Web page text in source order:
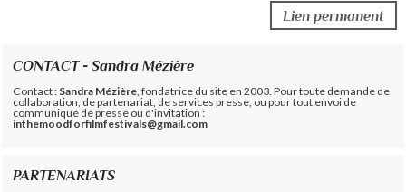
Lien permanent
CONTACT - Sandra Mézière
Contact : Sandra Mézière , fondatrice du site en 2003. Pour toute demande de
collaboration, de partenariat, de services presse, ou pour tout envoi de
communiqué de presse ou d'invitation :
inthemoodforfilmfestivals@gmail.com
PARTENARIATS